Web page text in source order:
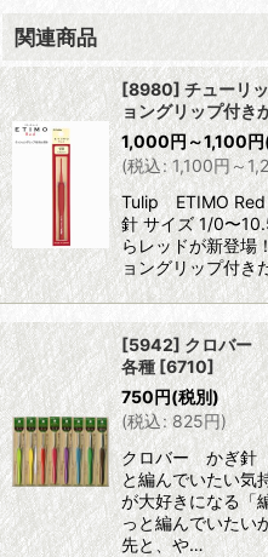
関連商品
[8980] チューリ
ョングリップ付き
1,000円～1,100円
(税込: 1,100円 ～
Tulip ETIMO Red
針 サイズ 1/0〜
らレッドが新登場
ョングリップ付き
[5942] クロバ
各種[6710]
750円(税別)
(税込: 825円)
クロバー かぎ
と編んでいたい気
が大好きになる「
っと編んでいたい
先と、や…